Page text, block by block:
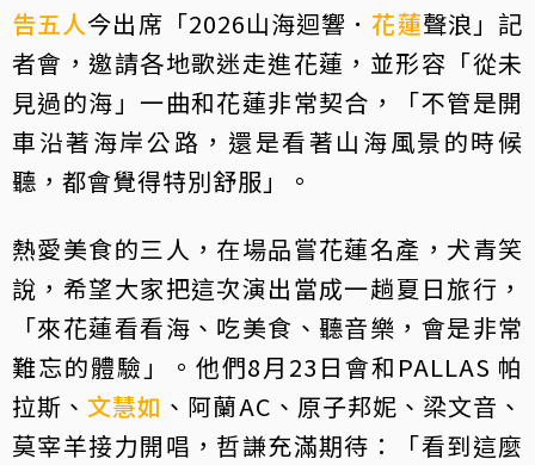
告五人今出席「2026山海迴響．花蓮聲浪」記
者會，邀請各地歌迷走進花蓮，並形容「從未
見過的海」一曲和花蓮非常契合，「不管是開
車沿著海岸公路，還是看著山海風景的時候
聽，都會覺得特別舒服」。
熱愛美食的三人，在場品嘗花蓮名產，犬青笑
說，希望大家把這次演出當成一趟夏日旅行，
「來花蓮看看海、吃美食、聽音樂，會是非常
難忘的體驗」。他們8月23日會和PALLAS 帕
拉斯、 文慧如 、阿蘭AC、原子邦妮、梁文音、
莫宰羊接力開唱，哲謙充滿期待：「看到這麼